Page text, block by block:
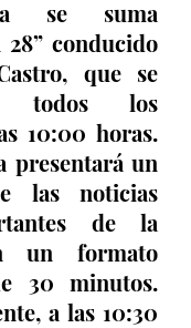
se suma
28” conducido
que se
todos los
10:00 horas.
presentará un
las noticias
de la
un formato
30 minutos.
a las 10:30